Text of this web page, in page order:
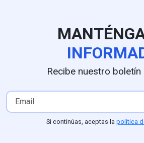
principal obstáculo.
Recibe nuestro boletín
Si continúas, aceptas la política